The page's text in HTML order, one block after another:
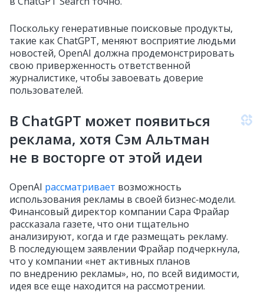
Поскольку генеративные поисковые продукты,
такие как ChatGPT, меняют восприятие людьми
новостей, OpenAI должна продемонстрировать
свою приверженность ответственной
журналистике, чтобы завоевать доверие
пользователей.
В ChatGPT может появиться
реклама, хотя Сэм Альтман
не в восторге от этой идеи
OpenAI рассматривает возможность
использования рекламы в своей бизнес‑модели.
Финансовый директор компании Сара Фрайар
рассказала газете, что они тщательно
анализируют, когда и где размещать рекламу.
В последующем заявлении Фрайар подчеркнула,
что у компании «нет активных планов
по внедрению рекламы», но, по всей видимости,
идея все еще находится на рассмотрении.